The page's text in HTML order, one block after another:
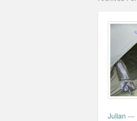
Julian —